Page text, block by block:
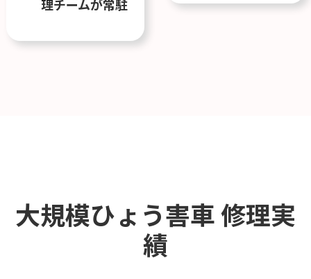
理チームが常駐
大規模ひょう害車修理実
績